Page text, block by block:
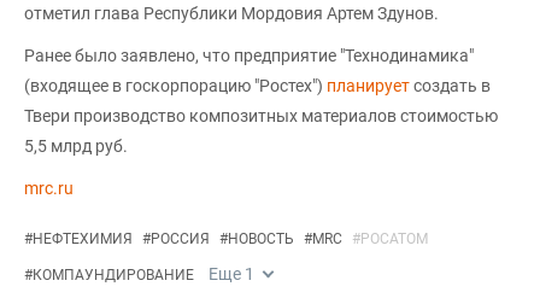
отметил глава Республики Мордовия Артем Здунов.
Ранее было заявлено, что предприятие "Технодинамика"
(входящее в госкорпорацию "Ростех") планируетсоздать в
Твери производство композитных материалов стоимостью
5,5 млрд руб.
mrc.ru
#НЕФТЕХИМИЯ #РОССИЯ #НОВОСТЬ #MRC #РОСАТОМ
#КОМПАУНДИРОВАНИЕ Еще 1